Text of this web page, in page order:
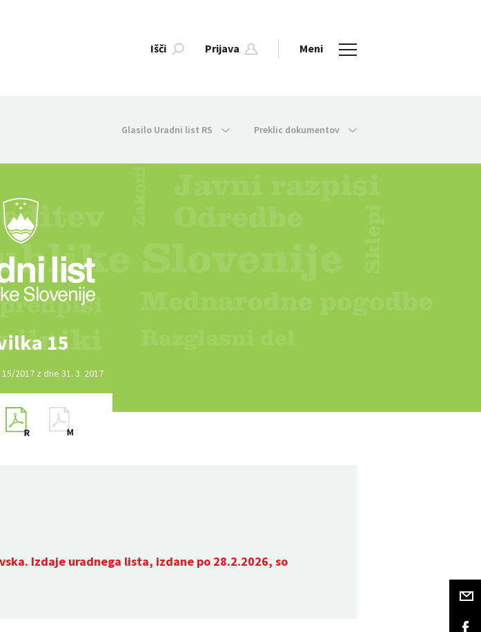
Išči Prijava Meni
Glasilo Uradni list RS Preklic dokumentov
15
2017 z dne 31. 3. 2017
Izdaje uradnega lista, izdane po 28.2.2026, so